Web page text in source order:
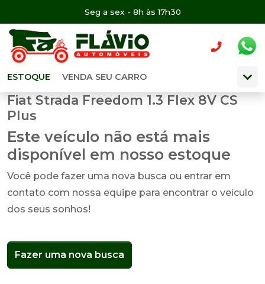
Seg a sex - 8h às 17h30
ESTOQUE VENDA SEU CARRO
Fiat Strada Freedom 1.3 Flex 8V CS
Plus
Este veículo não está mais
disponível em nosso estoque
Você pode fazer uma nova busca ou entrar em
contato com nossa equipe para encontrar o veículo
dos seus sonhos!
Fazer uma nova busca